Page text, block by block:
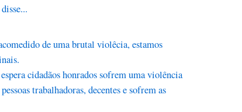
disse...
de uma brutal violêcia, estamos
cidadãos honrados sofrem uma violência
trabalhadoras, decentes e sofrem as